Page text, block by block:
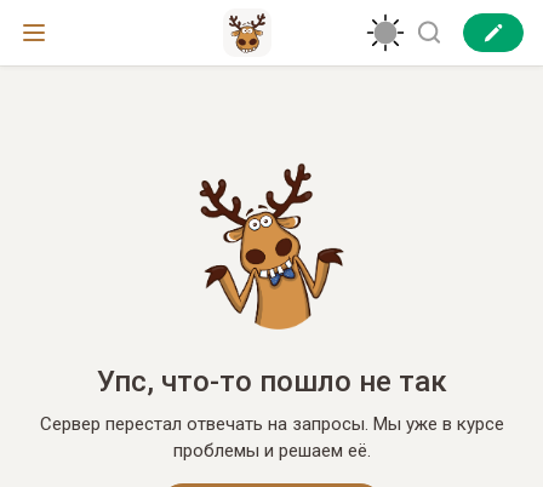
Упс, что-то пошло не так
Сервер перестал отвечать на запросы. Мы уже в курсе
проблемы и решаем её.